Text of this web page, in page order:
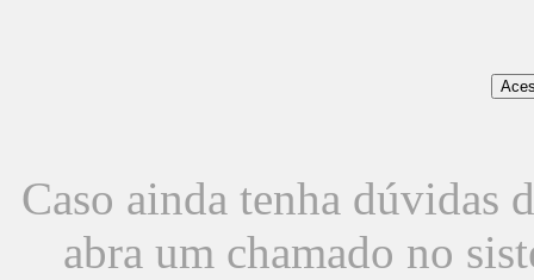
Caso ainda tenha dúvidas
abra um chamado no